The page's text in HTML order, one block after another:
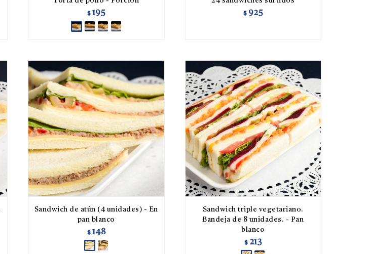
$ 195 $ 925
Sandwich de atún (4 unidades) - En
pan blanco
$ 148
Sandwich triple vegetariano.
Bandeja de 8 unidades. - Pan
blanco
$ 213